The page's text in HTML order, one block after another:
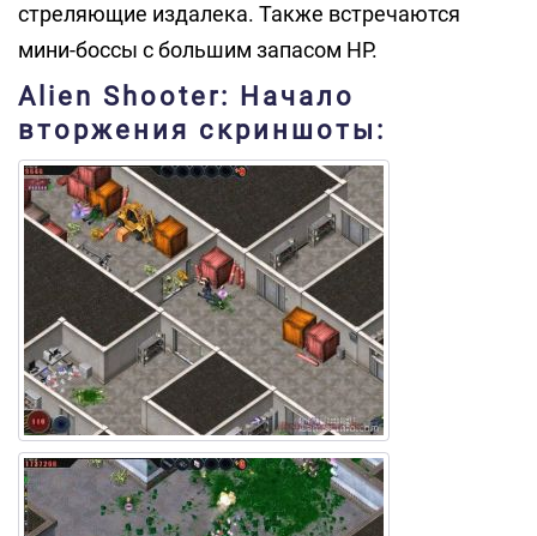
стреляющие издалека. Также встречаются
мини-боссы с большим запасом HP.
Alien Shooter: Начало
вторжения скриншоты: